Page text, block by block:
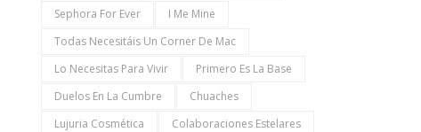
Sephora For Ever
I Me Mine
Todas Necesitáis Un Corner De Mac
Lo Necesitas Para Vivir
Primero Es La Base
Duelos En La Cumbre
Chuaches
Lujuria Cosmética
Colaboraciones Estelares